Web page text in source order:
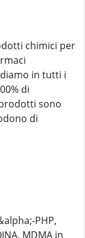
chimici per
in tutti i
di
sono
di
PHP,
MDMA in